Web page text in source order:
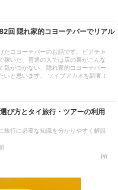
回 隠れ家的コヨーテバーでリアル
たコヨーテバーのお話です。ビアチャ
稼いだ、普通の人では店の裏がこんな
気がつかない、隠れ家的コヨーテバー
いと思います。 ソイブアカオを調査！
び方とタイ旅行・ツアーの利用
旅行に必要な知識を分かりやすく解説
PR